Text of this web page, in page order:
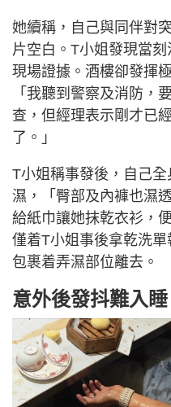
她續稱，自己與同伴對
片空白。T小姐發現當
現場證據。酒樓卻發揮
「我聽到警察及消防，
查，但經理表示剛才已
了。」
T小姐稱事發後，自己
濕，「臀部及內褲也濕
給紙巾讓她抹乾衣衫，
僅着T小姐事後拿乾洗
包裹着弄濕部位離去。
意外後發抖難入